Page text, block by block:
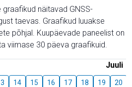
näitavad GNSS-
taevas. Graafikud luuakse
põhjal. Kuupäevade paneelist on
viimase 30 päeva graafikuid.
Juuli
14 15 16 17 18 19 20